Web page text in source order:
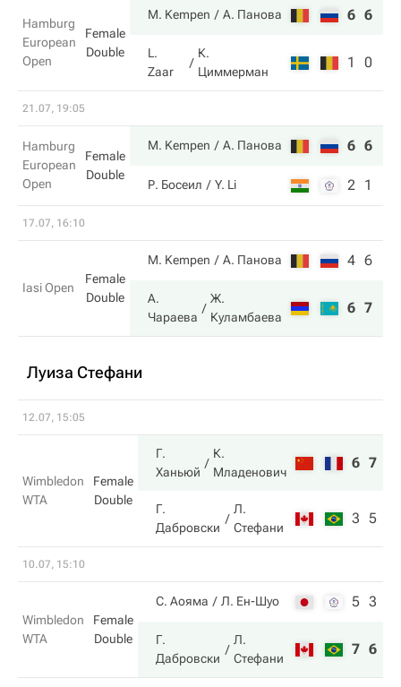
Hamburg
European
Open
Female
Double
M. Kempen А. Панова 6 6
L.
Zaar
К.
Циммерман
1 0
21.07, 19:05
Hamburg
European
Open
Female
Double
M. Kempen А. Панова 6 6
Р. Босеил Y. Li 2 1
17.07, 16:10
Iasi Open
Female
Double
M. Kempen А. Панова 4 6
А.
Чараева
Ж.
Куламбаева
6 7
Луиза Стефани
12.07, 15:05
Wimbledon
WTA
Female
Double
Г.
Ханьюй
К.
Младенович
6 7
Г.
Дабровски
Л.
Стефани
3 5
10.07, 15:10
Wimbledon
WTA
Female
Double
С. Аояма Л. Ен-Шуо 5 3
Г.
Дабровски
Л.
Стефани
7 6